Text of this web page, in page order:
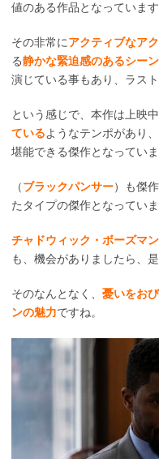
値のある作品となっています
その非常にアクティブなア
る静かな緊迫感のあるシーン
演じている事もあり、ラス
という感じで、本作は上映中
ているようなテンポがあり
堪能できる傑作となっていま
（ブラックパンサー）も傑
たタイプの傑作となっていま
チャドウィック・ボーズマン
も、機会がありましたら、
そのなんとなく、 憂いをお
ンの魅力ですね。